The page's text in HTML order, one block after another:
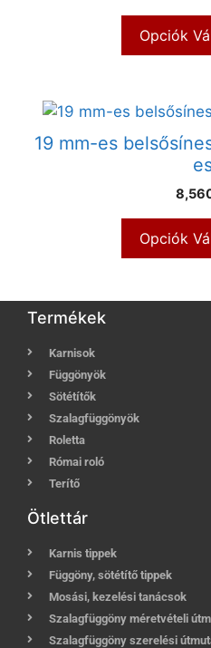
Opciók
19 mm-es
Opciók
Termékek
Karnisok
Függönyök
Sötétítők
Szalagfüggönyök
Roletta
Római roló
Terítő
Ötlettár
Karnis tippek
Függöny, sötétítő tippek
Mosási, kezelési tanácsok
Szalagfüggöny méretvételi
Szalagfüggöny szerelési